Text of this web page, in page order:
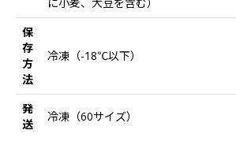
保
存
方
法
冷凍（-18℃以下）
発
送
冷凍（60サイズ）